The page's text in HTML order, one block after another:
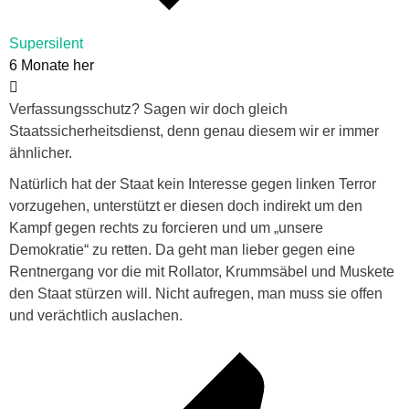
Supersilent
6 Monate her
Verfassungsschutz? Sagen wir doch gleich
Staatssicherheitsdienst, denn genau diesem wir er immer
ähnlicher.
Natürlich hat der Staat kein Interesse gegen linken Terror
vorzugehen, unterstützt er diesen doch indirekt um den
Kampf gegen rechts zu forcieren und um „unsere
Demokratie“ zu retten. Da geht man lieber gegen eine
Rentnergang vor die mit Rollator, Krummsäbel und Muskete
den Staat stürzen will. Nicht aufregen, man muss sie offen
und verächtlich auslachen.